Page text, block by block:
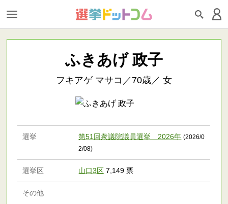
ふきあげ 政子
フキアゲ マサコ／70歳／ 女
選挙 第51回衆議院議員選挙 2026年 (2026/0
2/08)
選挙区 山口3区 7,149 票
その他